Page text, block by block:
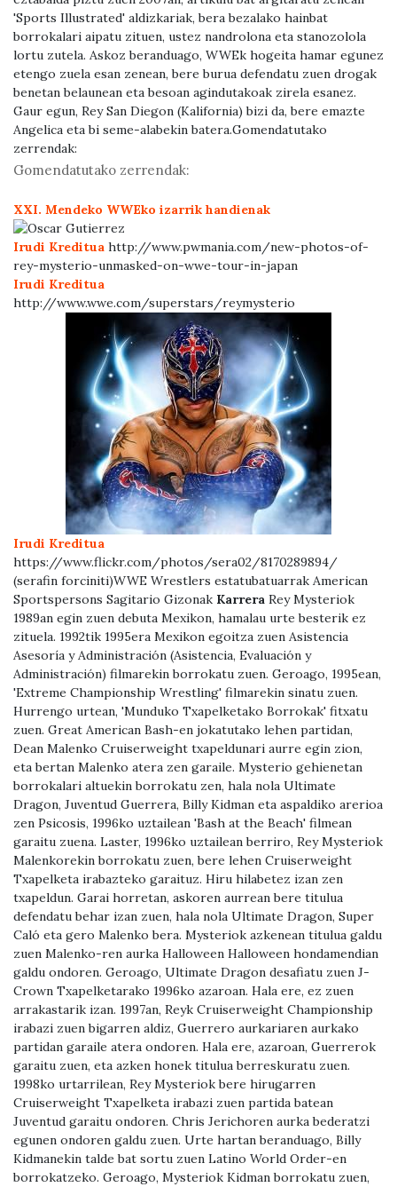
'Sports Illustrated' aldizkariak, bera bezalako hainbat
borrokalari aipatu zituen, ustez nandrolona eta stanozolola
lortu zutela. Askoz beranduago, WWEk hogeita hamar egunez
etengo zuela esan zenean, bere burua defendatu zuen drogak
benetan belaunean eta besoan agindutakoak zirela esanez.
Gaur egun, Rey San Diegon (Kalifornia) bizi da, bere emazte
Angelica eta bi seme-alabekin batera.Gomendatutako
zerrendak:
Gomendatutako zerrendak:
XXI. Mendeko WWEko izarrik handienak
Irudi Kreditua http://www.pwmania.com/new-photos-of-
rey-mysterio-unmasked-on-wwe-tour-in-japan
Irudi Kreditua
http://www.wwe.com/superstars/reymysterio
Irudi Kreditua
https://www.flickr.com/photos/sera02/8170289894/
(serafin forciniti)WWE Wrestlers estatubatuarrak American
Sportspersons Sagitario Gizonak Karrera Rey Mysteriok
1989an egin zuen debuta Mexikon, hamalau urte besterik ez
zituela. 1992tik 1995era Mexikon egoitza zuen Asistencia
Asesoría y Administración (Asistencia, Evaluación y
Administración) filmarekin borrokatu zuen. Geroago, 1995ean,
'Extreme Championship Wrestling' filmarekin sinatu zuen.
Hurrengo urtean, 'Munduko Txapelketako Borrokak' fitxatu
zuen. Great American Bash-en jokatutako lehen partidan,
Dean Malenko Cruiserweight txapeldunari aurre egin zion,
eta bertan Malenko atera zen garaile. Mysterio gehienetan
borrokalari altuekin borrokatu zen, hala nola Ultimate
Dragon, Juventud Guerrera, Billy Kidman eta aspaldiko arerioa
zen Psicosis, 1996ko uztailean 'Bash at the Beach' filmean
garaitu zuena. Laster, 1996ko uztailean berriro, Rey Mysteriok
Malenkorekin borrokatu zuen, bere lehen Cruiserweight
Txapelketa irabazteko garaituz. Hiru hilabetez izan zen
txapeldun. Garai horretan, askoren aurrean bere titulua
defendatu behar izan zuen, hala nola Ultimate Dragon, Super
Caló eta gero Malenko bera. Mysteriok azkenean titulua galdu
zuen Malenko-ren aurka Halloween Halloween hondamendian
galdu ondoren. Geroago, Ultimate Dragon desafiatu zuen J-
Crown Txapelketarako 1996ko azaroan. Hala ere, ez zuen
arrakastarik izan. 1997an, Reyk Cruiserweight Championship
irabazi zuen bigarren aldiz, Guerrero aurkariaren aurkako
partidan garaile atera ondoren. Hala ere, azaroan, Guerrerok
garaitu zuen, eta azken honek titulua berreskuratu zuen.
1998ko urtarrilean, Rey Mysteriok bere hirugarren
Cruiserweight Txapelketa irabazi zuen partida batean
Juventud garaitu ondoren. Chris Jerichoren aurka bederatzi
egunen ondoren galdu zuen. Urte hartan beranduago, Billy
Kidmanekin talde bat sortu zuen Latino World Order-en
borrokatzeko. Geroago, Mysteriok Kidman borrokatu zuen,